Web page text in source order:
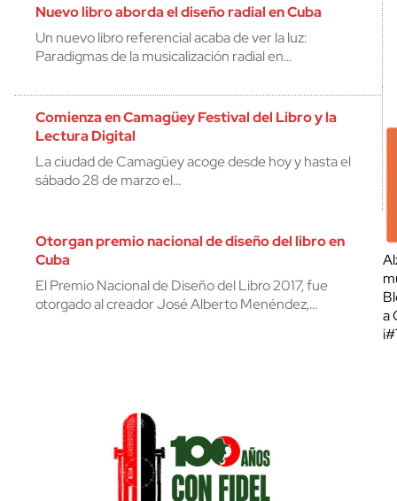
Nuevo libro aborda el diseño radial en Cuba
Un nuevo libro referencial acaba de ver la luz:
Paradigmas de la musicalización radial en…
Comienza en Camagüey Festival del Libro y la
Lectura Digital
La ciudad de Camagüey acoge desde hoy y hasta el
sábado 28 de marzo el…
Otorgan premio nacional de diseño del libro en
Cuba
El Premio Nacional de Diseño del Libro 2017, fue
otorgado al creador José Alberto Menéndez,…
a